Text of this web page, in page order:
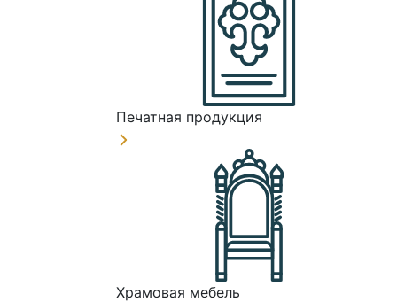
Печатная продукция
Храмовая мебель